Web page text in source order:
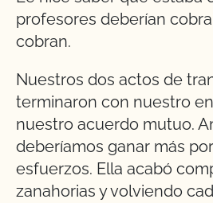
profesores deberían
cobran.
Nuestros dos actos de
terminaron con nuestro
nuestro acuerdo mutuo.
deberíamos ganar más
esfuerzos. Ella acabó
zanahorias y volviendo